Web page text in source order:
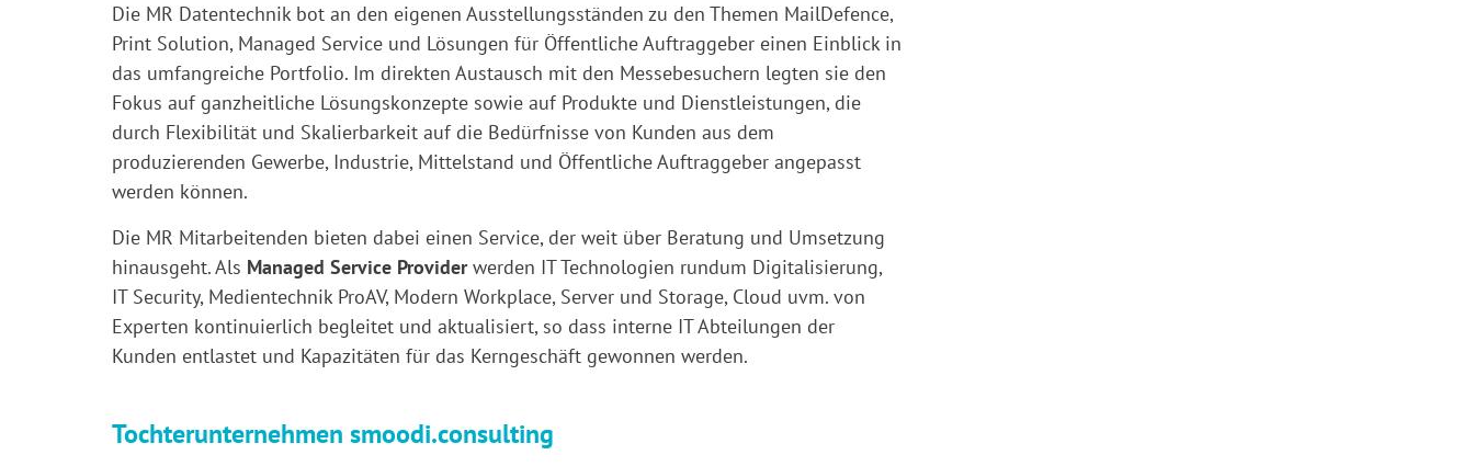
Die MR Datentechnik bot an den eigenen Ausstellungsständen zu den Themen MailDefence,
Print Solution, Managed Service und Lösungen für Öffentliche Auftraggeber einen Einblick in
das umfangreiche Portfolio. Im direkten Austausch mit den Messebesuchern legten sie den
Fokus auf ganzheitliche Lösungskonzepte sowie auf Produkte und Dienstleistungen, die
durch Flexibilität und Skalierbarkeit auf die Bedürfnisse von Kunden aus dem
produzierenden Gewerbe, Industrie, Mittelstand und Öffentliche Auftraggeber angepasst
werden können.
Die MR Mitarbeitenden bieten dabei einen Service, der weit über Beratung und Umsetzung
hinausgeht. Als Managed Service Providerwerden IT Technologien rundum Digitalisierung,
IT Security, Medientechnik ProAV, Modern Workplace, Server und Storage, Cloud uvm. von
Experten kontinuierlich begleitet und aktualisiert, so dass interne IT Abteilungen der
Kunden entlastet und Kapazitäten für das Kerngeschäft gewonnen werden.
Tochterunternehmen smoodi.consulting